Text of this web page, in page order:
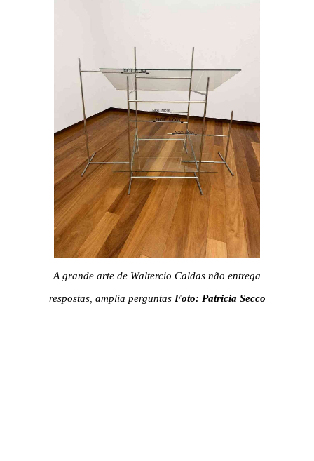
A grande arte de Waltercio Caldas não entrega
respostas, amplia perguntas Foto: Patricia Secco